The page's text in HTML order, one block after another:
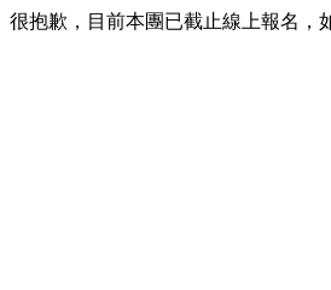
很抱歉，目前本團已截止線上報名，